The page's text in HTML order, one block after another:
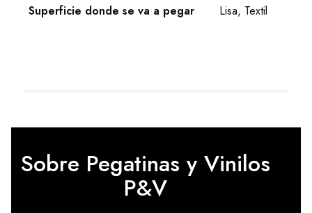
Superficie donde se va a pegar Lisa, Textil
Sobre Pegatinas y Vinilos
P&V